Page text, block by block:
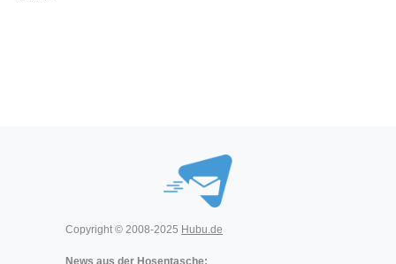
Copyright © 2008-2025 Hubu.de
News aus der Hosentasche: